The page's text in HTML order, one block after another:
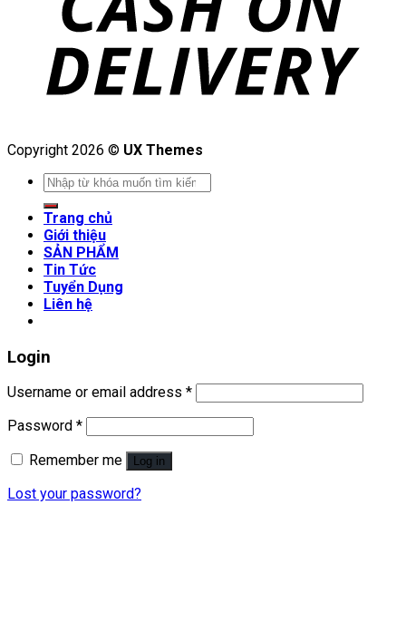
Copyright 2026 © UX Themes
Search
for:
Trang chủ
Giới thiệu
SẢN PHẨM
Tin Tức
Tuyển Dụng
Liên hệ
Login
Username or email address *
Password *
Remember me
Log in
Lost your password?